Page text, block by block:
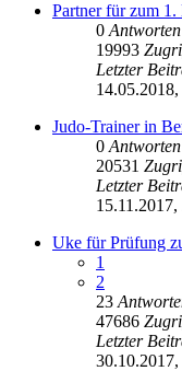
Partner für zum
0 Antworten
19993
Letzter
Judo-Trainer in
0 Antworten
20531
Letzter
Uke für Prüfung
1
2
23
47686
Letzter